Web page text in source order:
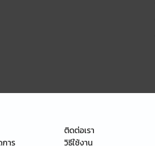
าร
ติดต่อเรา
วิธีใช้งาน